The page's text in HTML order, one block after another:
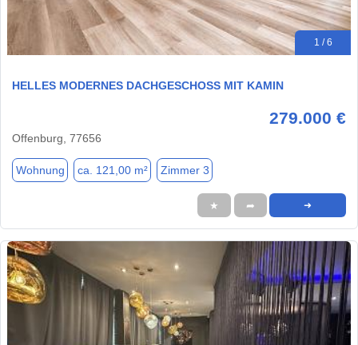
1 / 6
HELLES MODERNES DACHGESCHOSS MIT KAMIN
279.000 €
Offenburg, 77656
Wohnung ca. 121,00 m² Zimmer 3
★ ➦ ➜